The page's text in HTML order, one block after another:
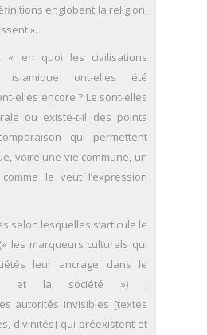
englobent la religion,
».
« en quoi les civilisations
islamique ont-elles été
elles encore ? Le sont-elles
ou existe-t-il des points
qui permettent
voire une vie commune, un
le veut l’expression
selon lesquelles s’articule le
les marqueurs culturels qui
leur ancrage dans le
et la société ») ;
autorités invisibles [textes
divinités] qui préexistent et